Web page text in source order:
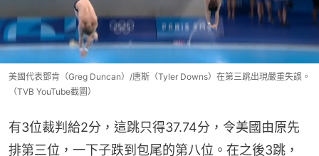
美國代表鄧肯（Greg Duncan）/唐斯（Tyler Downs）在第三跳出現嚴重失誤。
（TVB YouTube截圖）
有3位裁判給2分，這跳只得37.74分，令美國由原先
排第三位，一下子跌到包尾的第八位。在之後3跳，